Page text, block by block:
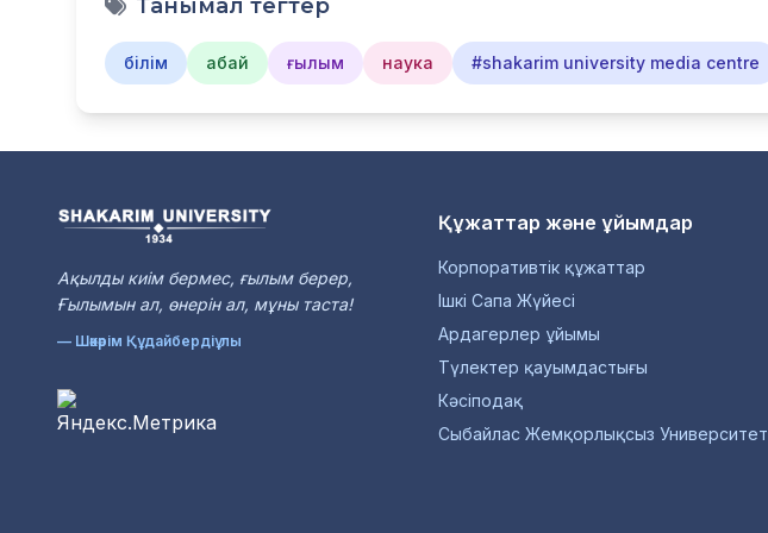
Танымал тегтер
білім абай ғылым наука #shakarim university media centre
Ақылды киiм бермес, ғылым берер,
Ғылымын ал, өнерiн ал, мұны таста!
— Шәкәрім Құдайбердіұлы
Құжаттар және ұйымдар
Корпоративтік құжаттар
Ішкі Сапа Жүйесі
Ардагерлер ұйымы
Түлектер қауымдастығы
Кәсіподақ
Сыбайлас Жемқорлықсыз Университет